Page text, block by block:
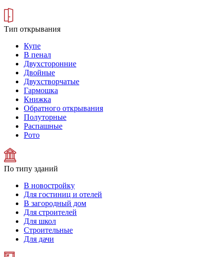
Тип открывания
Купе
В пенал
Двухсторонние
Двойные
Двухстворчатые
Гармошка
Книжка
Обратного открывания
Полуторные
Распашные
Рото
По типу зданий
В новостройку
Для гостиниц и отелей
В загородный дом
Для строителей
Для школ
Строительные
Для дачи